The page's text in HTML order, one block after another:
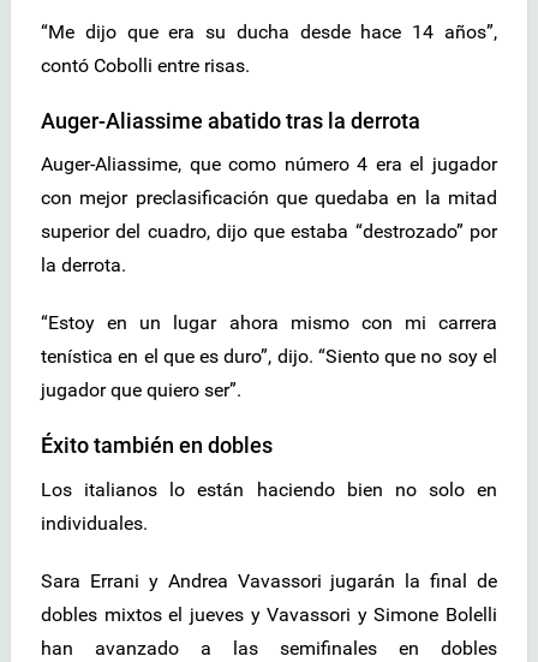
“Me dijo que era su ducha desde hace 14 años”,
contó Cobolli entre risas.
Auger-Aliassime abatido tras la derrota
Auger-Aliassime, que como número 4 era el jugador
con mejor preclasificación que quedaba en la mitad
superior del cuadro, dijo que estaba “destrozado” por
la derrota.
“Estoy en un lugar ahora mismo con mi carrera
tenística en el que es duro”, dijo. “Siento que no soy el
jugador que quiero ser”.
Éxito también en dobles
Los italianos lo están haciendo bien no solo en
individuales.
Sara Errani y Andrea Vavassori jugarán la final de
dobles mixtos el jueves y Vavassori y Simone Bolelli
han avanzado a las semifinales en dobles